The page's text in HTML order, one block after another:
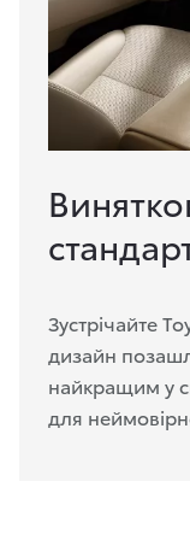
Зустрічайте
дизайн
найкращим у
для